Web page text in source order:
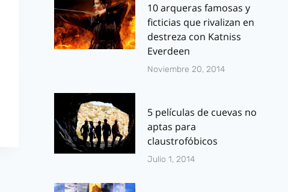
10 arqueras famosas y
ficticias que rivalizan en
destreza con Katniss
Everdeen
Noviembre 20, 2014
5 películas de cuevas no
aptas para
claustrofóbicos
Julio 1, 2014